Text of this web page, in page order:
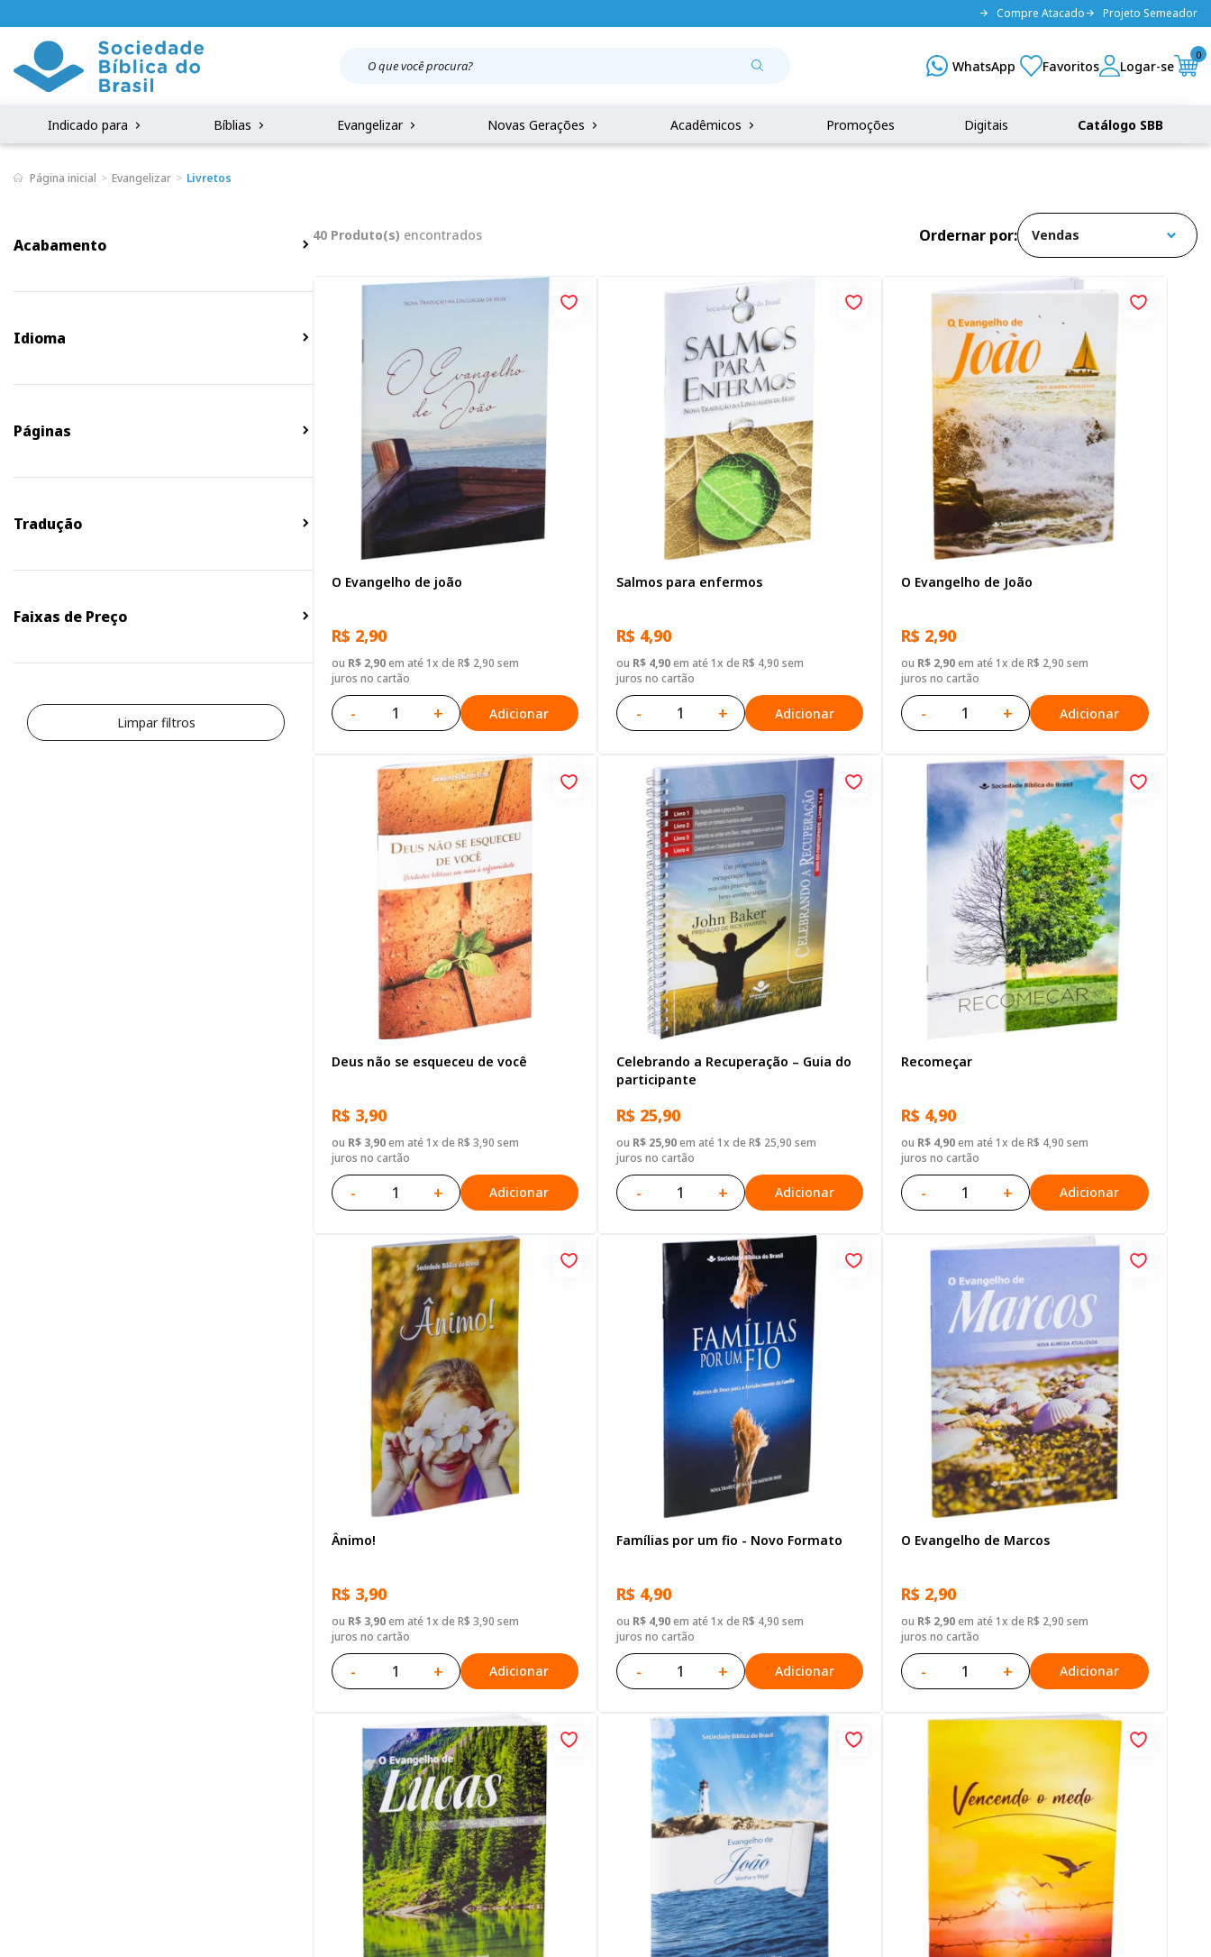
Compre Atacado Projeto Semeador
0
Indicado para Bíblias Evangelizar Novas Gerações Acadêmicos Promoções Digitais Catálogo SBB
Página inicial Evangelizar Livretos
Acabamento
Idioma
Páginas
Tradução
Faixas de Preço
Limpar filtros
40 Produto(s) encontrados Ordernar por:
O Evangelho de joão
R$ 2,90
ou R$ 2,90em até 1x de R$ 2,90 sem
juros no cartão
- + Adicionar
Salmos para enfermos
R$ 4,90
ou R$ 4,90em até 1x de R$ 4,90 sem
juros no cartão
- + Adicionar
O Evangelho de João
R$ 2,90
ou R$ 2,90em até 1x de R$ 2,90 sem
juros no cartão
- + Adicionar
Deus não se esqueceu de você
R$ 3,90
ou R$ 3,90em até 1x de R$ 3,90 sem
juros no cartão
- + Adicionar
Celebrando a Recuperação – Guia do
participante
R$ 25,90
ou R$ 25,90em até 1x de R$ 25,90 sem
juros no cartão
- + Adicionar
Recomeçar
R$ 4,90
ou R$ 4,90em até 1x de R$ 4,90 sem
juros no cartão
- + Adicionar
Ânimo!
R$ 3,90
ou R$ 3,90em até 1x de R$ 3,90 sem
juros no cartão
- + Adicionar
Famílias por um fio - Novo Formato
R$ 4,90
ou R$ 4,90em até 1x de R$ 4,90 sem
juros no cartão
- + Adicionar
O Evangelho de Marcos
R$ 2,90
ou R$ 2,90em até 1x de R$ 2,90 sem
juros no cartão
- + Adicionar